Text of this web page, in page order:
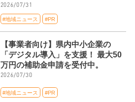
2026/07/31
#地域ニュース #PR
【事業者向け】県内中小企業の
「デジタル導入」を支援！ 最大50
万円の補助金申請を受付中。
2026/07/30
#地域ニュース #PR